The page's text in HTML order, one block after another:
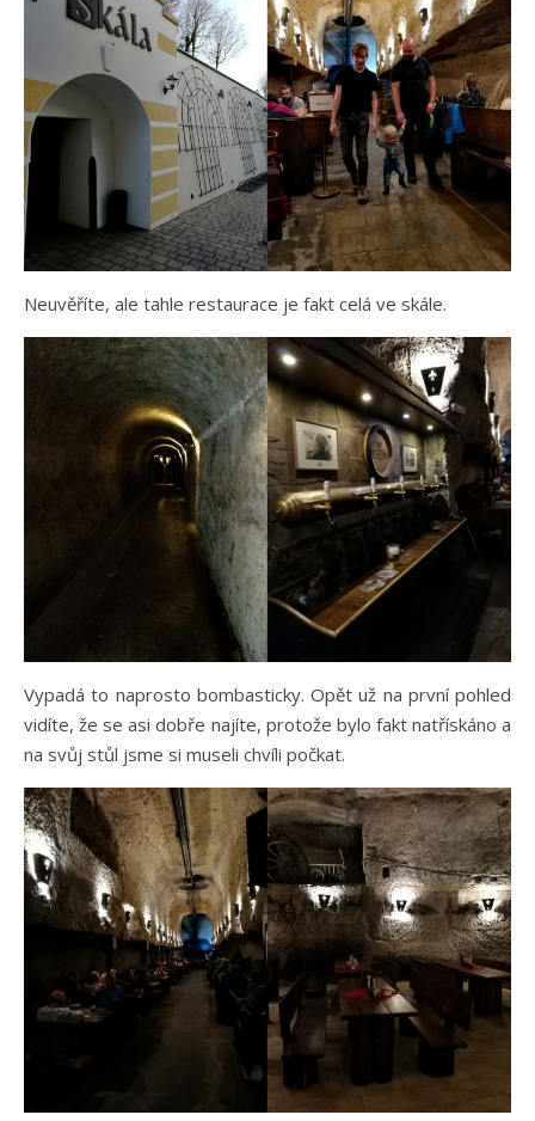
Neuvěříte, ale tahle restaurace je fakt celá ve skále.
Vypadá to naprosto bombasticky. Opět už na první pohled
vidíte, že se asi dobře najíte, protože bylo fakt natřískáno a
na svůj stůl jsme si museli chvíli počkat.